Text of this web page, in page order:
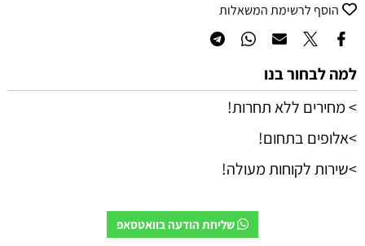
הוסף לרשימת המשאלות
למה לבחור בנו
> מחירים ללא תחרות!
>אלופים בתחום!
>שירות לקוחות מעולה!
שליחת הודעה בוואטסאפ